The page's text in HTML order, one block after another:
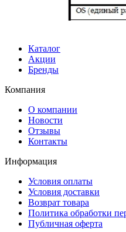
Каталог
Акции
Бренды
Компания
О компании
Новости
Отзывы
Контакты
Информация
Условия оплаты
Условия доставки
Возврат товара
Политика обработки
Публичная оферта